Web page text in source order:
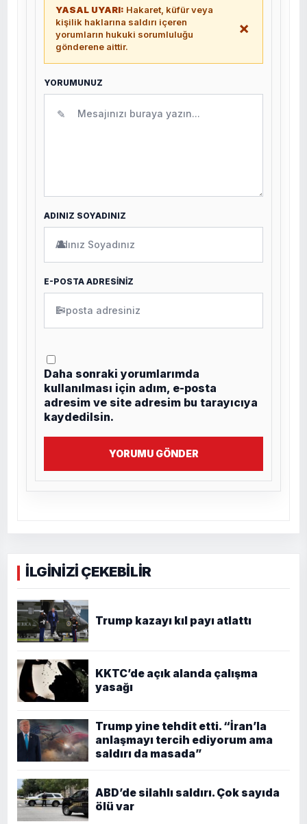
YASAL UYARI: Hakaret, küfür veya
kişilik haklarına saldırı içeren
yorumların hukuki sorumluluğu
gönderene aittir.
×
YORUMUNUZ
✎
ADINIZ SOYADINIZ
👤
E-POSTA ADRESİNİZ
✉
Daha sonraki yorumlarımda
kullanılması için adım, e-posta
adresim ve site adresim bu tarayıcıya
kaydedilsin.
YORUMU GÖNDER
İLGİNİZİ ÇEKEBİLİR
Trump kazayı kıl payı atlattı
KKTC’de açık alanda çalışma
yasağı
Trump yine tehdit etti. “İran’la
anlaşmayı tercih ediyorum ama
saldırı da masada”
ABD’de silahlı saldırı. Çok sayıda
ölü var